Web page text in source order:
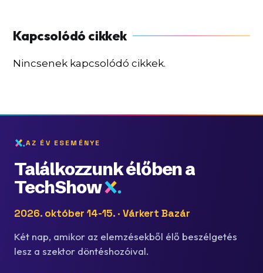
Nincsenek kapcsolódó cikkek.
AZ ÉV ESEMÉNYE
Találkozzunk élőben a
TechShow
2026. október 14-15. · Várkert Bazár
Két nap, amikor az elemzésekből élő beszélgetés
lesz a szektor döntéshozóival.